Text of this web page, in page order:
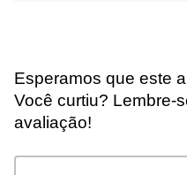
Esperamos que este
Você curtiu? Lembre-
avaliação!